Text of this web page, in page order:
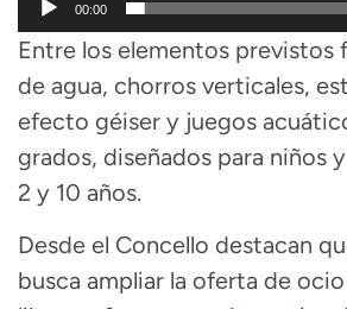
00:00
Entre los elementos previstos
de agua, chorros verticales,
efecto géiser y juegos
grados, diseñados para niños
2 y 10 años.
Desde el Concello destacan
busca ampliar la oferta de